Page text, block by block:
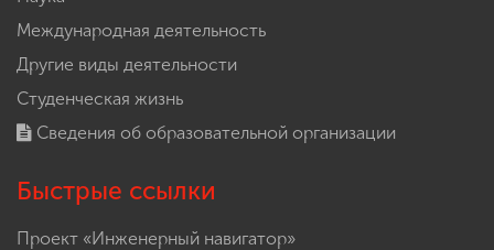
Международная деятельность
Другие виды деятельности
Студенческая жизнь
Сведения об образовательной организации
Быстрые ссылки
Проект «Инженерный навигатор»